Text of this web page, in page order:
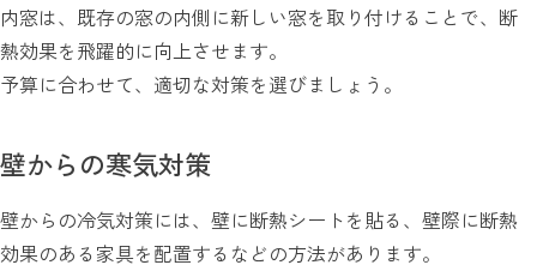
内窓は、既存の窓の内側に新しい窓を取り付けることで、断
熱効果を飛躍的に向上させます。
予算に合わせて、適切な対策を選びましょう。
壁からの寒気対策
壁からの冷気対策には、壁に断熱シートを貼る、壁際に断熱
効果のある家具を配置するなどの方法があります。